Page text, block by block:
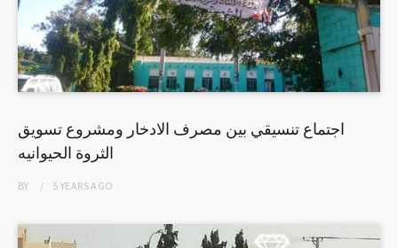
اجتماع تنسيقي بين مصرف الادخار ومشروع تسويق
الثروة الحيوانيه
BY 5 YEARSAGO